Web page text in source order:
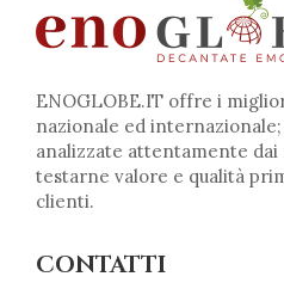
ENOGLOBE.IT offre i
nazionale ed
analizzate attentamente
testarne valore e qualità
clienti.
CONTATTI